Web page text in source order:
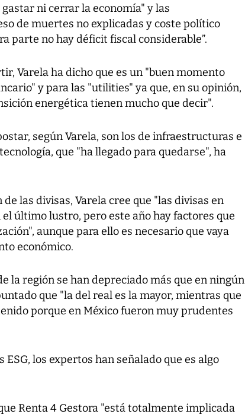
ni cerrar la economía" y las
de muertes no explicadas y coste político
parte no hay déficit fiscal considerable”.
Varela ha dicho que es un "buen momento
y para las "utilities" ya que, en su opinión,
energética tienen mucho que decir".
según Varela, son los de infraestructuras e
que "ha llegado para quedarse", ha
las divisas, Varela cree que "las divisas en
último lustro, pero este año hay factores que
aunque para ello es necesario que vaya
económico.
la región se han depreciado más que en ningún
que "la del real es la mayor, mientras que
porque en México fueron muy prudentes
los expertos han señalado que es algo
Renta 4 Gestora "está totalmente implicada